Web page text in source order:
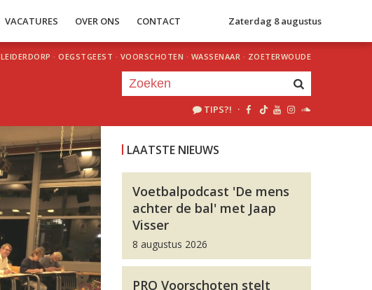
VACATURES OVER ONS CONTACT Zaterdag 8 augustus
LEIDERDORP · OEGSTGEEST · VOORSCHOTEN · WASSENAAR · ZOETERWOUDE
TIPS?! ·
LAATSTE NIEUWS
Voetbalpodcast 'De mens
achter de bal' met Jaap
Visser
8 augustus 2026
PRO Voorschoten stelt